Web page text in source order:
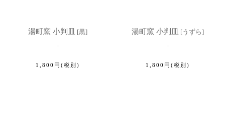
湯町窯 小判皿 [黒]
1,800 円 (税別)
湯町窯 小判皿 [うずら]
1,800 円 (税別)